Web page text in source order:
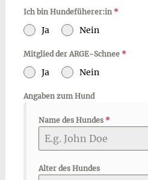
Ich bin Hundefüherer:in *
Ja Nein
Mitglied der ARGE-Schnee *
Ja Nein
Angaben zum Hund
Name des Hundes *
Alter des Hundes